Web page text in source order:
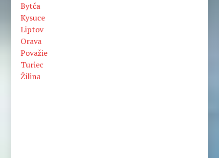
Bytča
Kysuce
Liptov
Orava
Považie
Turiec
Žilina